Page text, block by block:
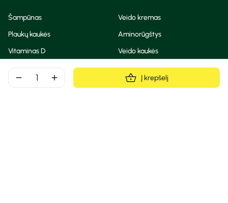
remove add Į krepšelį
Šampūnas
Veido kremas
Plaukų kaukės
Aminorūgštys
Vitaminas D
Veido kaukės
Korėjietiška kosmetika
Eteriniai aliejai
Dezodorantas
BB ir CC kremas